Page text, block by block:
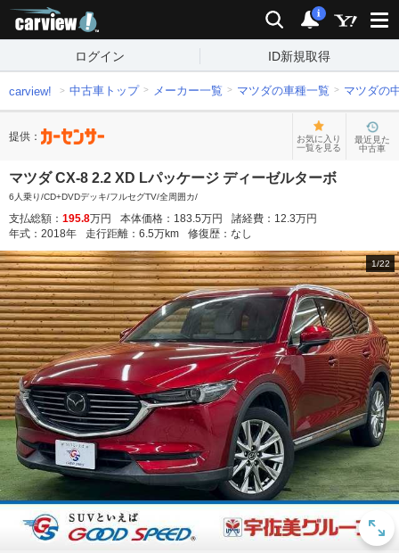
検索 通知
i
ログイン ID新規取得
carview! 中古車トップ メーカー一覧 マツダの車種一覧 マツダの
提供：
お気に入り
一覧を見る
最近見た
中古車
マツダ CX-8 2.2 XD Lパッケージ ディーゼルターボ
6人乗り/CD+DVDデッキ/フルセグTV/全周囲カ/
支払総額： 195.8万円 本体価格： 183.5万円 諸経費： 12.3万円
年式： 2018年 走行距離： 6.5万km 修復歴： なし
1/22